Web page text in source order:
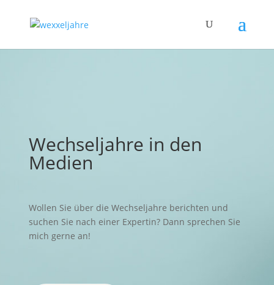
Wechseljahre in den
Medien
Wollen Sie über die Wechseljahre berichten und
suchen Sie nach einer Expertin? Dann sprechen Sie
mich gerne an!